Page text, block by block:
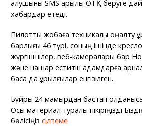
алушыны SMS арқылы ОТҚ беруге
хабардар етеді.
Пилоттық жобаға техникалық оңалту
барлығы 46 түрі, соның ішінде
жүргіншілер, веб-камералары бар
және нашар еститін адамдарға
басқа да құрылғылар енгізілген.
Бұйрық 24 мамырдан бастап қолданысқа
Осы материал туралы пікіріңізді
бөлісіңіз сілтеме